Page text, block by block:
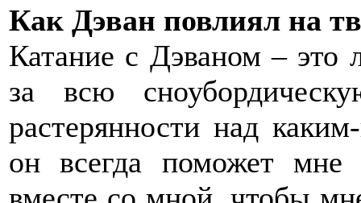
Как Дэван повлиял на
Катание с Дэваном –
за всю
растерянности над
он всегда поможет мне